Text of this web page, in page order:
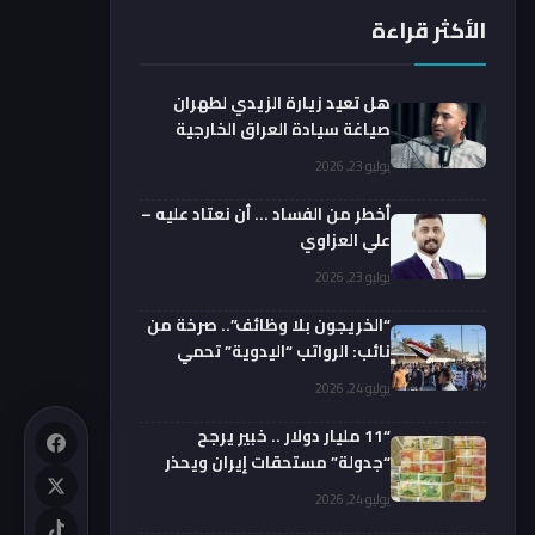
الأكثر قراءة
هل تعيد زيارة الزيدي لطهران
صياغة سيادة العراق الخارجية
فعليا؟.. باحث يوضحيوليو 23, 2026
أخطر من الفساد … أن نعتاد عليه –
علي العزاوي
يوليو 23, 2026
“الخريجون بلا وظائف”.. صرخة من
نائب: الرواتب “اليدوية” تحمي
الفضائيين!يوليو 24, 2026
“11 مليار دولار .. خبير يرجح
“جدولة” مستحقات إيران ويحذر
من السداد الفورييوليو 24, 2026